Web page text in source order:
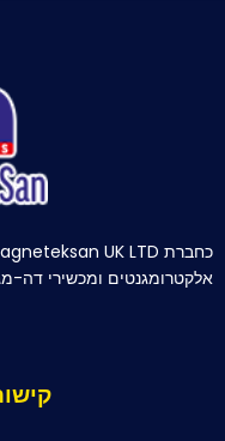
אלקטרומגנטים ומכשירי דה-